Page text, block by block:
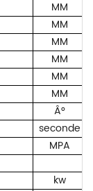
MM
MM
MM
MM
MM
MM
Â°
seconde
MPA
kw